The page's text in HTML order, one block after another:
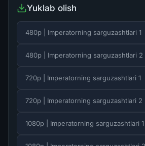
Yuklab olish
480p | Imperatorning sarguzashtlari 1
480p | Imperatorning sarguzashtlari 2
720p | Imperatorning sarguzashtlari 1
720p | Imperatorning sarguzashtlari 2
1080p | Imperatorning sarguzashtlari 1